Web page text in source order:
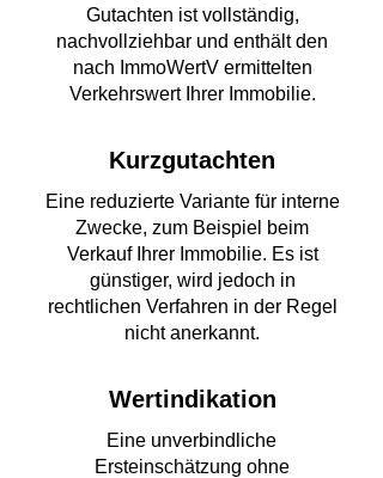
Gutachten ist vollständig,
nachvollziehbar und enthält den
nach ImmoWertV ermittelten
Verkehrswert Ihrer Immobilie.
Kurzgutachten
Eine reduzierte Variante für interne
Zwecke, zum Beispiel beim
Verkauf Ihrer Immobilie. Es ist
günstiger, wird jedoch in
rechtlichen Verfahren in der Regel
nicht anerkannt.
Wertindikation
Eine unverbindliche
Ersteinschätzung ohne